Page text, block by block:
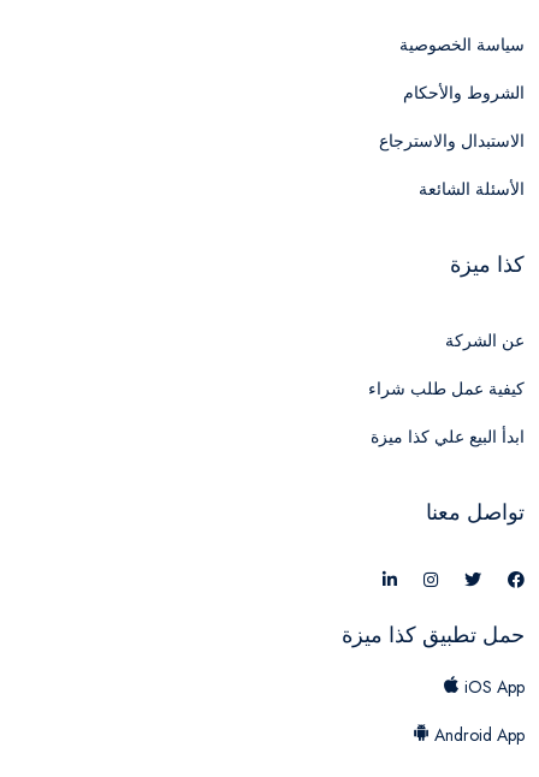
سياسة الخصوصية
الشروط والأحكام
الاستبدال والاسترجاع
الأسئلة الشائعة
كذا ميزة
عن الشركة
كيفية عمل طلب شراء
ابدأ البيع علي كذا ميزة
تواصل معنا
حمل تطبيق كذا ميزة
iOS App
Android App